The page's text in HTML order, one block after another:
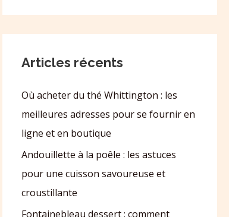
Articles récents
Où acheter du thé Whittington : les
meilleures adresses pour se fournir en
ligne et en boutique
Andouillette à la poêle : les astuces
pour une cuisson savoureuse et
croustillante
Fontainebleau dessert : comment